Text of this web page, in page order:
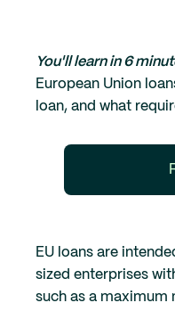
You'll learn in 6
European Union
loan, and what
EU loans are
sized enterprises
such as a maximum